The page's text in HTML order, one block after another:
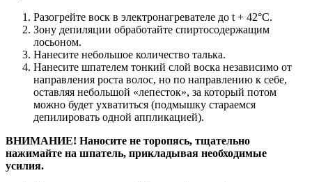
Разогрейте воск в электронагревателе до t + 42°С.
Зону депиляции обработайте спиртосодержащим
лосьоном.
Нанесите небольшое количество талька.
Нанесите шпателем тонкий слой воска независимо от
направления роста волос, но по направлению к себе,
оставляя небольшой «лепесток», за который потом
можно будет ухватиться (подмышку стараемся
депилировать одной аппликацией).
ВНИМАНИЕ! Наносите не торопясь, тщательно
нажимайте на шпатель, прикладывая необходимые
усилия.